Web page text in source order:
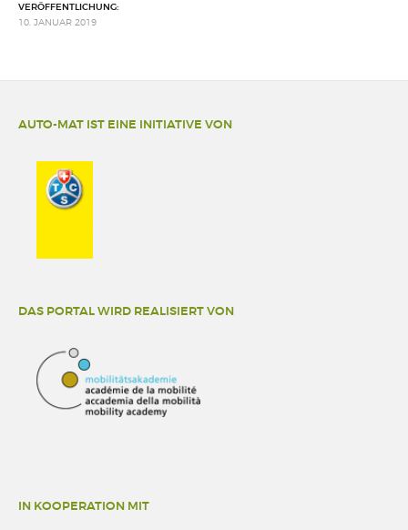
VERÖFFENTLICHUNG:
10. JANUAR 2019
AUTO-MAT IST EINE INITIATIVE VON
DAS PORTAL WIRD REALISIERT VON
IN KOOPERATION MIT